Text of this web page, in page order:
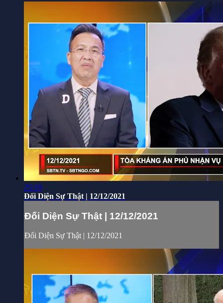
25:19
Đối Diện Sự Thật | 12/12/2021
Đối Diện Sự Thật | 12/12/2021
Đối Diện Sự Thật | 12/12/2021